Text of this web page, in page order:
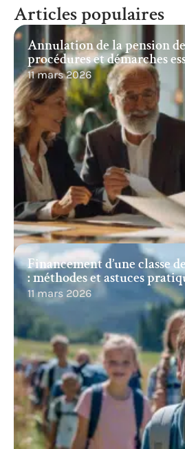
Articles populaires
Annulation de la pension
procédures et démarches
11 mars 2026
Financement d’une classe
: méthodes et astuces
11 mars 2026